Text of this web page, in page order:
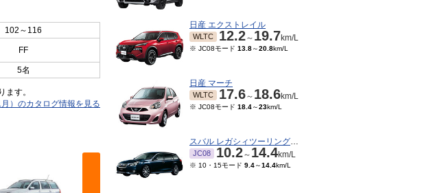
102～116
FF
5名
す。
）のカタログ情報を見る
日産 エクストレイル
WLTC 12.2～ 19.7km/L
※ JC08モード 13.8～20.8km/L
日産 マーチ
WLTC 17.6～ 18.6km/L
※ JC08モード 18.4～23km/L
スバル レガシィツーリングワゴン
JC08 10.2～ 14.4km/L
※ 10・15モード 9.4～14.4km/L